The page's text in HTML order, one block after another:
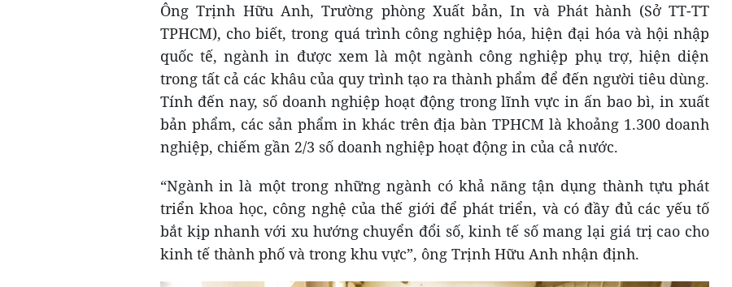
Ông Trịnh Hữu Anh, Trường phòng Xuất bản, In và Phát hành (Sở TT-TT
TPHCM), cho biết, trong quá trình công nghiệp hóa, hiện đại hóa và hội nhập
quốc tế, ngành in được xem là một ngành công nghiệp phụ trợ, hiện diện
trong tất cả các khâu của quy trình tạo ra thành phẩm để đến người tiêu dùng.
Tính đến nay, số doanh nghiệp hoạt động trong lĩnh vực in ấn bao bì, in xuất
bản phẩm, các sản phẩm in khác trên địa bàn TPHCM là khoảng 1.300 doanh
nghiệp, chiếm gần 2/3 số doanh nghiệp hoạt động in của cả nước.
“Ngành in là một trong những ngành có khả năng tận dụng thành tựu phát
triển khoa học, công nghệ của thế giới để phát triển, và có đầy đủ các yếu tố
bắt kịp nhanh với xu hướng chuyển đổi số, kinh tế số mang lại giá trị cao cho
kinh tế thành phố và trong khu vực”, ông Trịnh Hữu Anh nhận định.